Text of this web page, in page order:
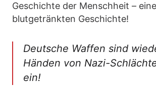
Geschichte der Menschheit –
blutgetränkten Geschichte!
Deutsche Waffen sind
Händen von Nazi-
ein!